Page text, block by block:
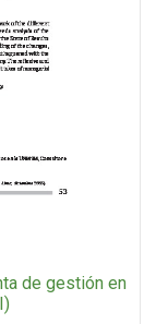
de gestión en